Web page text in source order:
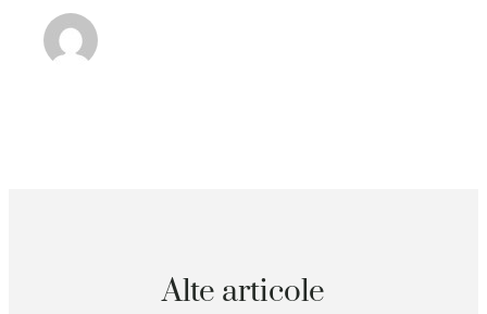
Alte articole